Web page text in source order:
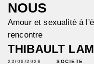
NOUS
Amour et sexualité à
rencontre
THIBAULT
23/09/2026 SOCIÉTÉ